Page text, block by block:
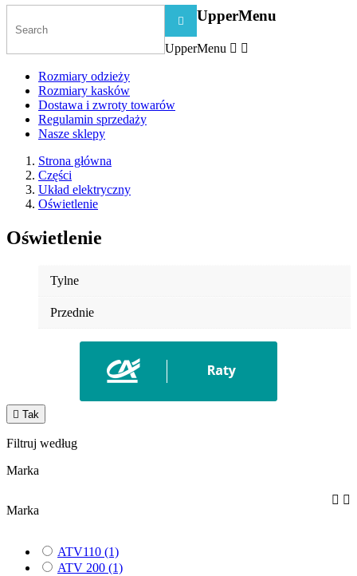
 UpperMenu
UpperMenu  
Rozmiary odzieży
Rozmiary kasków
Dostawa i zwroty towarów
Regulamin sprzedaży
Nasze sklepy
Strona główna
Części
Układ elektryczny
Oświetlenie
Oświetlenie
Tylne
Przednie
 Tak
Filtruj według
Marka
Marka
 
ATV110 (1)
ATV 200 (1)